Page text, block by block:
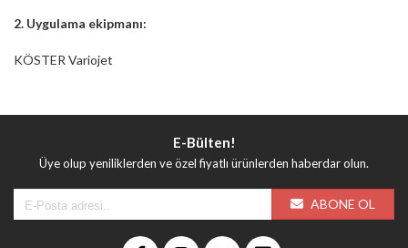
2. Uygulama ekipmanı:
KÖSTER Variojet
E-Bülten!
Üye olup yeniliklerden ve özel fiyatlı ürünlerden haberdar olun.
ABONE OL